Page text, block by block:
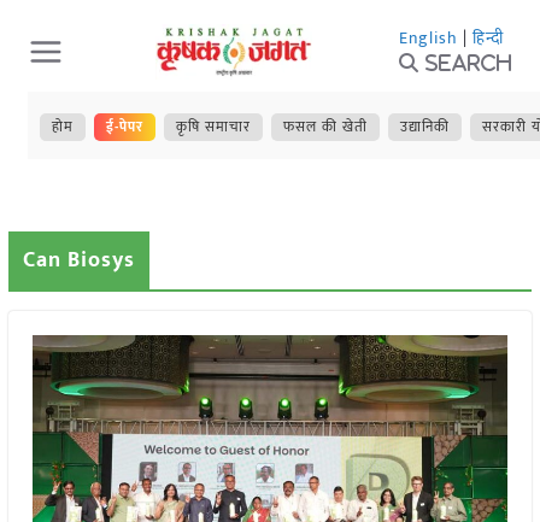
Skip
to
content
English | हिन्दी
Search
होम ई-पेपर कृषि समाचार फसल की खेती उद्यानिकी सरकारी
Can Biosys